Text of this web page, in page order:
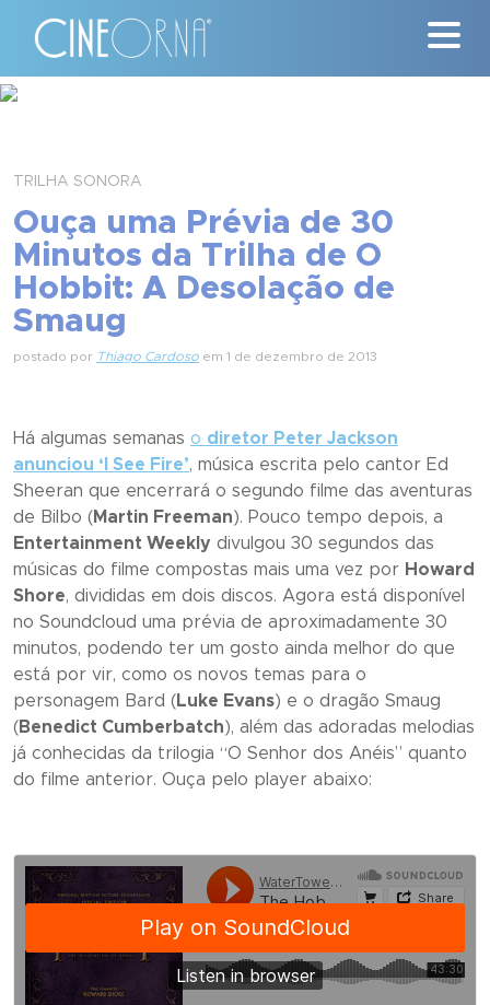
#ClássicosCineOrna
Quem Somos
TRILHA SONORA
Ouça uma Prévia de 30
Minutos da Trilha de O
Hobbit: A Desolação de
Smaug
postado por Thiago Cardoso em 1 de dezembro de 2013
Há algumas semanas o diretor Peter Jackson
anunciou ‘I See Fire’, música escrita pelo cantor Ed
Sheeran que encerrará o segundo filme das aventuras
de Bilbo (Martin Freeman). Pouco tempo depois, a
Entertainment Weekly divulgou 30 segundos das
músicas do filme compostas mais uma vez por Howard
Shore, divididas em dois discos. Agora está disponível
no Soundcloud uma prévia de aproximadamente 30
minutos, podendo ter um gosto ainda melhor do que
está por vir, como os novos temas para o
personagem Bard (Luke Evans) e o dragão Smaug
(Benedict Cumberbatch), além das adoradas melodias
já conhecidas da trilogia “O Senhor dos Anéis” quanto
do filme anterior. Ouça pelo player abaixo: